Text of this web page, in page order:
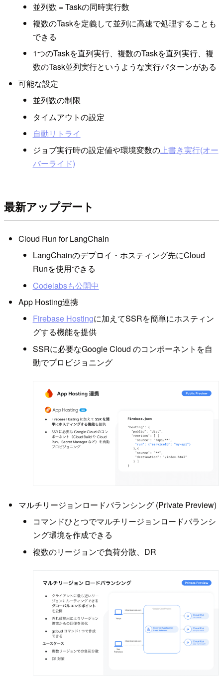
並列数 = Taskの同時実行数
複数のTaskを定義して並列に高速で処理することも
できる
1つのTaskを直列実行、複数のTaskを直列実行、複
数のTask並列実行というような実行パターンがある
可能な設定
並列数の制限
タイムアウトの設定
自動リトライ
ジョブ実行時の設定値や環境変数の上書き実行(オー
バーライド)
最新アップデート
Cloud Run for LangChain
LangChainのデプロイ・ホスティング先にCloud
Runを使用できる
Codelabsも公開中
App Hosting連携
Firebase Hostingに加えてSSRを簡単にホスティン
グする機能を提供
SSRに必要なGoogle Cloud のコンポーネントを自
動でプロビジョニング
マルチリージョンロードバランシング (Private Preview)
コマンドひとつでマルチリージョンロードバランシ
ング環境を作成できる
複数のリージョンで負荷分散、DR